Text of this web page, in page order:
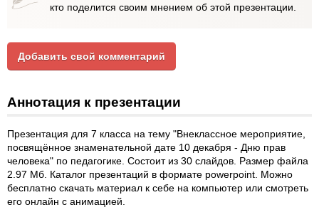
кто поделится своим мнением об этой презентации.
Добавить свой комментарий
Аннотация к презентации
Презентация для 7 класса на тему "Внеклассное мероприятие,
посвящённое знаменательной дате 10 декабря - Дню прав
человека" по педагогике. Состоит из 30 слайдов. Размер файла
2.97 Мб. Каталог презентаций в формате powerpoint. Можно
бесплатно скачать материал к себе на компьютер или смотреть
его онлайн с анимацией.